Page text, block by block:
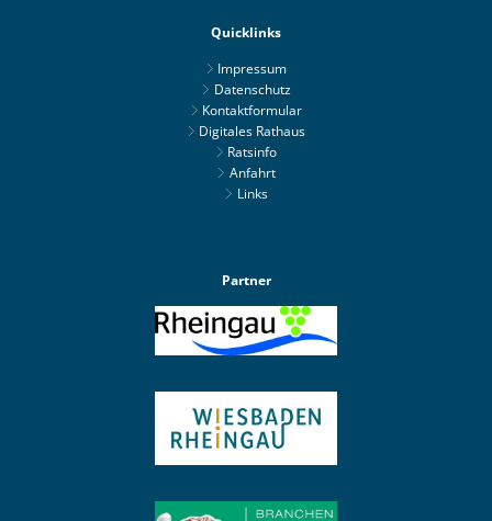
Quicklinks
Impressum
Datenschutz
Kontaktformular
Digitales Rathaus
Ratsinfo
Anfahrt
Links
Partner